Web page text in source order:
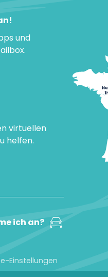
und
virtuellen
helfen.
ich an?
Einstellungen